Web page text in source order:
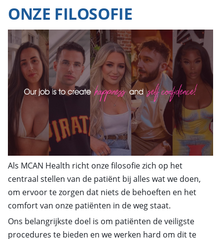
ONZE FILOSOFIE
Als MCAN Health richt onze filosofie zich op het
centraal stellen van de patiënt bij alles wat we doen,
om ervoor te zorgen dat niets de behoeften en het
comfort van onze patiënten in de weg staat.
Ons belangrijkste doel is om patiënten de veiligste
procedures te bieden en we werken hard om dit te